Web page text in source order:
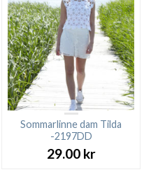
Sommarlinne dam Tilda
-2197DD
29.00 kr